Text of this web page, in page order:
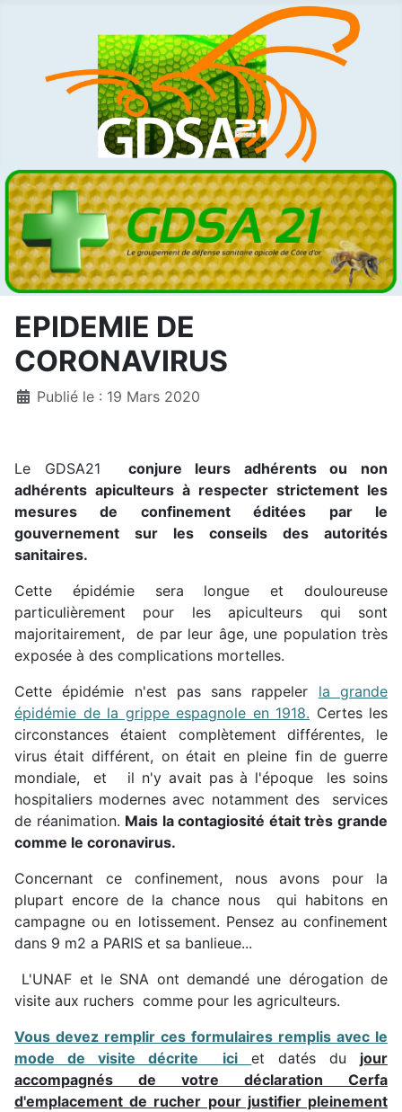
EPIDEMIE DE
CORONAVIRUS
DétailsPublié le : 19 Mars 2020
Le GDSA21 conjure leurs adhérents ou non
adhérents apiculteurs à respecter strictement les
mesures de confinement éditées par le
gouvernement sur les conseils des autorités
sanitaires.
Cette épidémie sera longue et douloureuse
particulièrement pour les apiculteurs qui sont
majoritairement, de par leur âge, une population très
exposée à des complications mortelles.
Cette épidémie n'est pas sans rappeler la grande
épidémie de la grippe espagnole en 1918. Certes les
circonstances étaient complètement différentes, le
virus était différent, on était en pleine fin de guerre
mondiale, et il n'y avait pas à l'époque les soins
hospitaliers modernes avec notamment des services
de réanimation. Mais la contagiosité était très grande
comme le coronavirus.
Concernant ce confinement, nous avons pour la
plupart encore de la chance nous qui habitons en
campagne ou en lotissement. Pensez au confinement
dans 9 m2 a PARIS et sa banlieue...
L'UNAF et le SNA ont demandé une dérogation de
visite aux ruchers comme pour les agriculteurs.
Vous devez remplir ces formulaires remplis avec le
mode de visite décrite ici
et datés du jour
accompagnés de votre déclaration Cerfa
d'emplacement de rucher pour justifier pleinement